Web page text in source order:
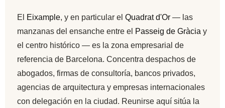
El Eixample, y en particular el Quadrat d'Or — las
manzanas del ensanche entre el Passeig de Gràcia y
el centro histórico — es la zona empresarial de
referencia de Barcelona. Concentra despachos de
abogados, firmas de consultoría, bancos privados,
agencias de arquitectura y empresas internacionales
con delegación en la ciudad. Reunirse aquí sitúa la